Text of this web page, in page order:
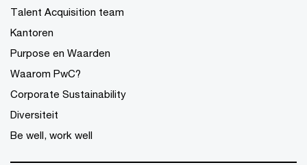
Talent Acquisition team
Kantoren
Purpose en Waarden
Waarom PwC?
Corporate Sustainability
Diversiteit
Be well, work well